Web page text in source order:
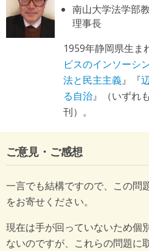
南山大学法学部
理事長
1959年静岡県生ま
ビスのインソーシ
法と民主主義』『
る自治』（いずれ
刊）。
ご意見・ご感想
一言でも結構ですので、この問
をお寄せください。
現在は手が回っていないため個
ないのですが、これらの問題に